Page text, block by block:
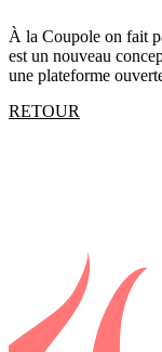
À la Coupole on fait
est un nouveau
une plateforme
RETOUR